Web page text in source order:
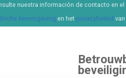
nuestra información de contacto en el
kennisgeving en het privacybeleid